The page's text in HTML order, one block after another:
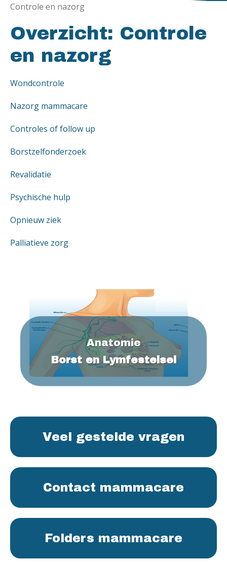
Controle en nazorg
Overzicht: Controle
en nazorg
Wondcontrole
Nazorg mammacare
Controles of follow up
Borstzelfonderzoek
Revalidatie
Psychische hulp
Opnieuw ziek
Palliatieve zorg
Anatomie
Borst en Lymfestelsel
Veel gestelde vragen
Contact mammacare
Folders mammacare